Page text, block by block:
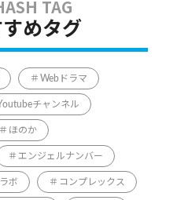
めタグ
Webドラマ
チャンネル
ほのか
エンジェルナンバー
ボ コンプレックス